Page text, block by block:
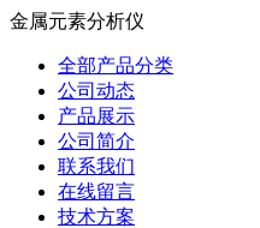
金属元素分析仪
全部产品分类
公司动态
产品展示
公司简介
联系我们
在线留言
技术方案